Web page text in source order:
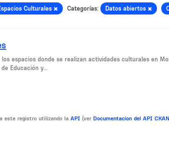
Culturales Categorías: Datos abiertos
espacios donde se realizan actividades culturales en
Educación y...
este registro utilizando la API (ver Documentacion del API CKAN